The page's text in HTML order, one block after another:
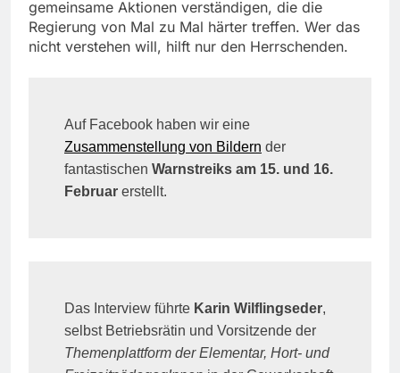
gemeinsame Aktionen verständigen, die die
Regierung von Mal zu Mal härter treffen. Wer das
nicht verstehen will, hilft nur den Herrschenden.
Auf Facebook haben wir eine
Zusammenstellung von Bildern der
fantastischen Warnstreiks am 15. und 16.
Februar erstellt.
Das Interview führte Karin Wilflingseder,
selbst Betriebsrätin und Vorsitzende der
Themenplattform der Elementar, Hort- und